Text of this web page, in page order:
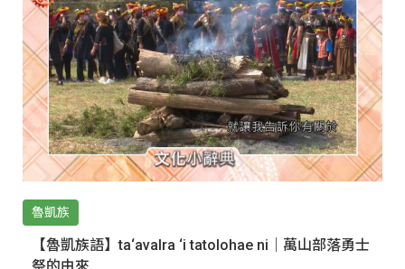
魯凱族
【魯凱族語】ta‘avalra ‘i tatolohae ni｜萬山部落勇士